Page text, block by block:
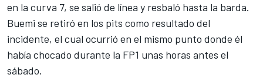
en la curva 7, se salió de línea y resbaló hasta la barda.
Buemi se retiró en los pits como resultado del
incidente, el cual ocurrió en el mismo punto donde él
había chocado durante la FP1 unas horas antes el
sábado.